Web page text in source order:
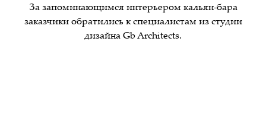
За запоминающимся интерьером кальян-бара
заказчики обратились к cпециалистам из студии
дизайна Gb Architects.